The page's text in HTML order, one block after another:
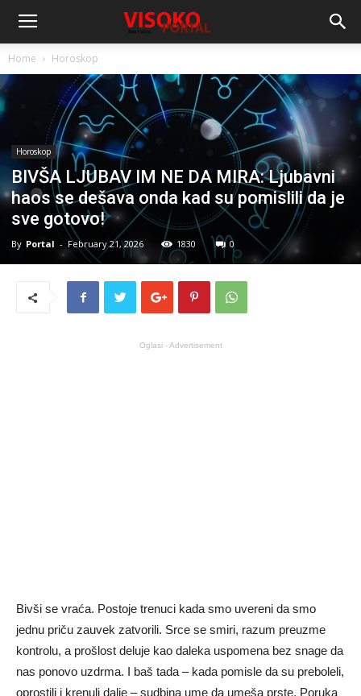
Home Horoskop
Horoskop
BIVŠA LJUBAV IM NE DA MIRA: Ljubavni
haos se dešava onda kad su pomislili da je
sve gotovo!
By Portal - February 21, 2026 1830 0
Oglasi - Advertisement
Bivši se vraća. Postoje trenuci kada smo uvereni da smo
jednu priču zauvek zatvorili. Srce se smiri, razum preuzme
kontrolu, a prošlost deluje kao daleka uspomena bez snage da
nas ponovo uzdrma. I baš tada – kada pomisle da su preboleli,
oprostili i krenuli dalje – sudbina ume da umeša prste. Poruka